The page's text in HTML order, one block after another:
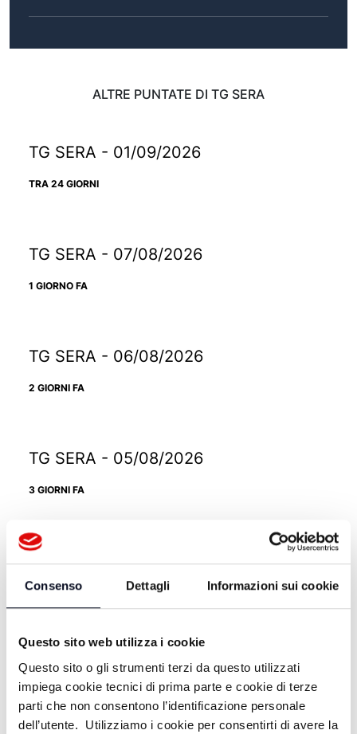
Consenso Dettagli Informazioni sui cookie
Questo sito web utilizza i cookie
Questo sito o gli strumenti terzi da questo utilizzati
impiega cookie tecnici di prima parte e cookie di terze
parti che non consentono l’identificazione personale
dell’utente. Utilizziamo i cookie per consentirti di avere la
ALTRE PUNTATE DI TG SERA
TG SERA - 01/09/2026
TRA 24 GIORNI
TG SERA - 07/08/2026
1 GIORNO FA
TG SERA - 06/08/2026
2 GIORNI FA
TG SERA - 05/08/2026
3 GIORNI FA
TG SERA - 03/08/2026
5 GIORNI FA
TG SERA - 30/07/2026
9 GIORNI FA